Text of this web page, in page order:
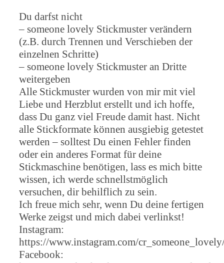
Du darfst nicht
– someone lovely Stickmuster verändern
(z.B. durch Trennen und Verschieben der
einzelnen Schritte)
– someone lovely Stickmuster an Dritte
weitergeben
Alle Stickmuster wurden von mir mit viel
Liebe und Herzblut erstellt und ich hoffe,
dass Du ganz viel Freude damit hast. Nicht
alle Stickformate können ausgiebig getestet
werden – solltest Du einen Fehler finden
oder ein anderes Format für deine
Stickmaschine benötigen, lass es mich bitte
wissen, ich werde schnellstmöglich
versuchen, dir behilflich zu sein.
Ich freue mich sehr, wenn Du deine fertigen
Werke zeigst und mich dabei verlinkst!
Instagram:
https://www.instagram.com/
Facebook: